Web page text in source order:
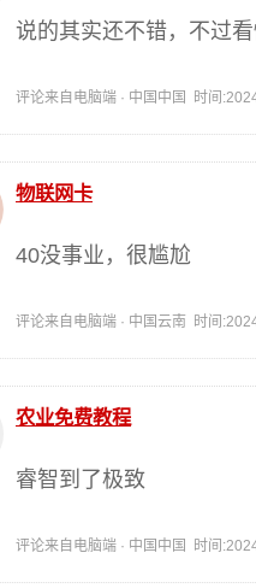
说的其实还不错，不过
评论来自电脑端 · 中国中国 时间
物联网卡
40没事业，很尴尬
评论来自电脑端 · 中国云南 时间
农业免费教程
睿智到了极致
评论来自电脑端 · 中国中国 时间